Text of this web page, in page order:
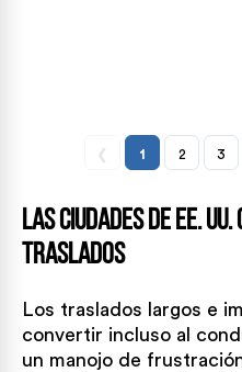
❮ 1 2 3
Las ciudades de EE.
traslados
Los traslados largos e
convertir incluso al
un manojo de